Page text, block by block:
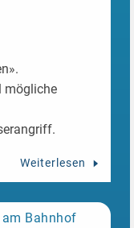
mögliche
Weiterlesen
Bahnhof